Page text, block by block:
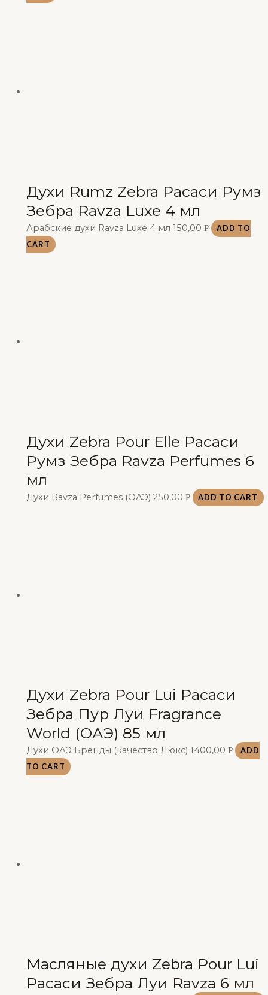
Духи Rumz Zebra Расаси Румз
Зебра Ravza Luxe 4 мл
Арабские духи Ravza Luxe 4 мл 150,00 Р
ADD TO
CART
Духи Zebra Pour Elle Расаси
Румз Зебра Ravza Perfumes 6
мл
Духи Ravza Perfumes (ОАЭ) 250,00 Р ADD TO CART
Духи Zebra Pour Lui Расаси
Зебра Пур Луи Fragrance
World (ОАЭ) 85 мл
Духи ОАЭ Бренды (качество Люкс) 1400,00 Р
ADD
TO CART
Масляные духи Zebra Pour Lui
Расаси Зебра Луи Ravza 6 мл